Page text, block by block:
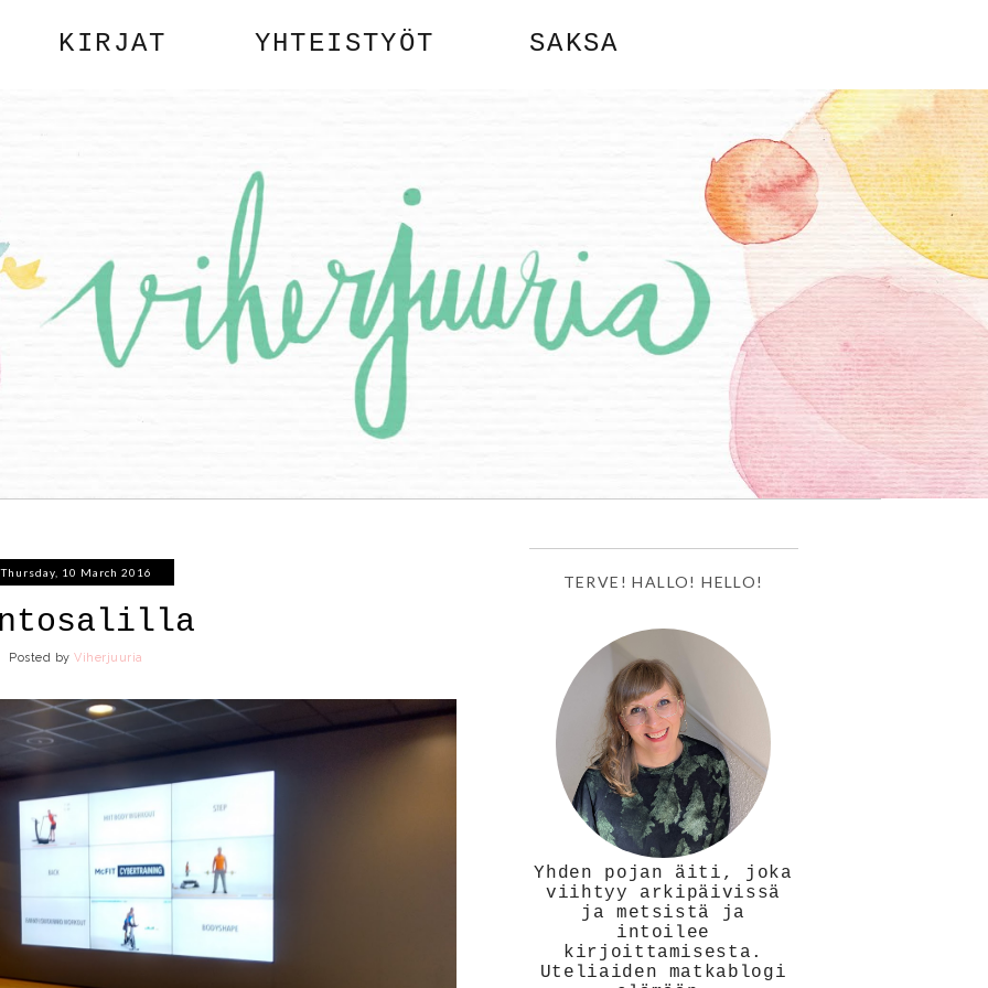
KIRJAT YHTEISTYÖT SAKSA
Thursday, 10 March 2016
Posted byViherjuuria
TERVE! HALLO! HELLO!
Yhden pojan äiti, joka
viihtyy arkipäivissä
ja metsistä ja
intoilee
kirjoittamisesta.
Uteliaiden matkablogi